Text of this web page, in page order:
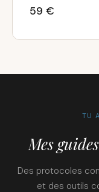
59 €
TU
Mes
Des protocoles
et des outils